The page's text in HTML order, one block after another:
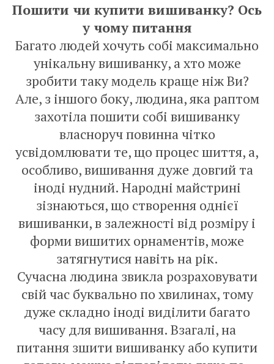
Пошити чи купити вишиванку? Ось
у чому питання
Багато людей хочуть собі максимально
унікальну вишиванку, а хто може
зробити таку модель краще ніж Ви?
Але, з іншого боку, людина, яка раптом
захотіла пошити собі вишиванку
власноруч повинна чітко
усвідомлювати те, що процес шиття, а,
особливо, вишивання дуже довгий та
іноді нудний. Народні майстрині
зізнаються, що створення однієї
вишиванки, в залежності від розміру і
форми вишитих орнаментів, може
затягнутися навіть на рік.
Сучасна людина звикла розраховувати
свій час буквально по хвилинах, тому
дуже складно іноді виділити багато
часу для вишивання. Взагалі, на
питання зшити вишиванку або купити